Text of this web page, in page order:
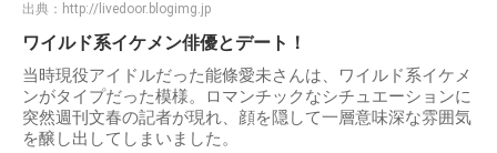
出典： http://livedoor.blogimg.jp
ワイルド系イケメン俳優とデート！
当時現役アイドルだった能條愛未さんは、ワイルド系イケメ
ンがタイプだった模様。ロマンチックなシチュエーションに
突然週刊文春の記者が現れ、顔を隠して一層意味深な雰囲気
を醸し出してしまいました。